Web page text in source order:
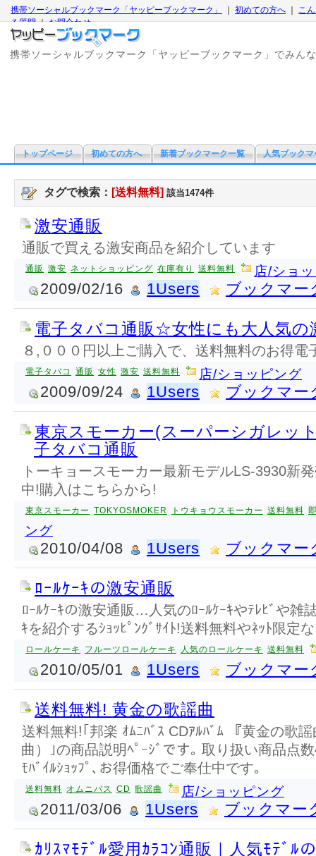
携帯ソーシャルブックマーク「ヤッピーブックマーク」 初めての方へ
こ
る質問｜お問合わせ
携帯ソーシャルブックマーク「ヤッピーブックマーク」でみん
トップページ 初めての方へ 新着ブックマーク一覧 人気ブックマ
タグで検索： [送料無料] 該当1474件
激安通販
通販で買える激安商品を紹介しています
通販 激安 ネットショッピング 在庫有り 送料無料 店/ショ
2009/02/16 1Users ブックマー
電子タバコ通販☆女性にも大人気の
８,０００円以上ご購入で、送料無料のお得電
電子タバコ 通販 女性 激安 送料無料 店/ショッピング
2009/09/24 1Users ブックマー
東京スモーカー(スーパーシガレッ
子タバコ通販
トーキョースモーカー最新モデルLS-3930新
中!購入はこちらから!
東京スモーカー TOKYOSMOKER トウキョウスモーカー 送料無料
ング
2010/04/08 1Users ブックマー
ﾛｰﾙｹｰｷの激安通販
ﾛｰﾙｹｰｷの激安通販…人気のﾛｰﾙｹｰｷやﾃﾚﾋﾞや雑
ｷを紹介するｼｮｯﾋﾟﾝｸﾞｻｲﾄ!送料無料やﾈｯﾄ限定
ロールケーキ フルーツロールケーキ 人気のロールケーキ 送料無料
2010/05/01 1Users ブックマー
送料無料! 黄金の歌謡曲
送料無料!｢邦楽 ｵﾑﾆﾊﾞｽ CDｱﾙﾊﾞﾑ 『黄金の歌
曲）｣の商品説明ﾍﾟｰｼﾞです｡ 取り扱い商品点
ﾓﾊﾞｲﾙｼｮｯﾌﾟ､お得価格でご奉仕中です｡
送料無料 オムニバス CD 歌謡曲 店/ショッピング
2011/03/06 1Users ブックマー
ｶﾘｽﾏﾓﾃﾞﾙ愛用ｶﾗｺﾝ通販｜人気ﾓﾃﾞﾙ